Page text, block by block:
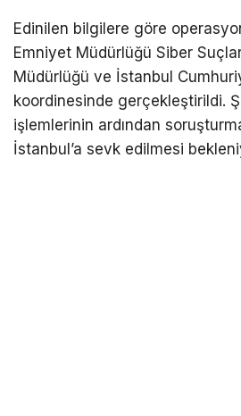
Edinilen bilgilere göre
Emniyet Müdürlüğü Siber
Müdürlüğü ve İstanbul
koordinesinde gerçekleştirildi.
işlemlerinin ardından
İstanbul’a sevk edilmesi